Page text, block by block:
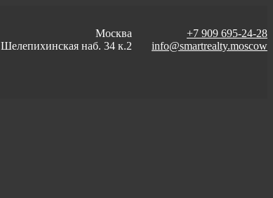
Москва
Шелепихинская наб. 34 к.2
+7 909 695-24-28
info@smartrealty.moscow